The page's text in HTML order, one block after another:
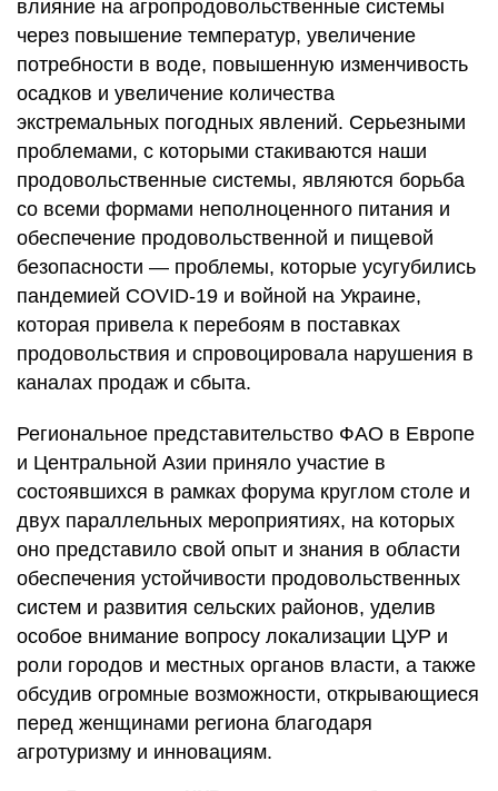
влияние на агропродовольственные системы
через повышение температур, увеличение
потребности в воде, повышенную изменчивость
осадков и увеличение количества
экстремальных погодных явлений. Серьезными
проблемами, с которыми стакиваются наши
продовольственные системы, являются борьба
со всеми формами неполноценного питания и
обеспечение продовольственной и пищевой
безопасности — проблемы, которые усугубились
пандемией COVID-19 и войной на Украине,
которая привела к перебоям в поставках
продовольствия и спровоцировала нарушения в
каналах продаж и сбыта.
Региональное представительство ФАО в Европе
и Центральной Азии приняло участие в
состоявшихся в рамках форума круглом столе и
двух параллельных мероприятиях, на которых
оно представило свой опыт и знания в области
обеспечения устойчивости продовольственных
систем и развития сельских районов, уделив
особое внимание вопросу локализации ЦУР и
роли городов и местных органов власти, а также
обсудив огромные возможности, открывающиеся
перед женщинами региона благодаря
агротуризму и инновациям.